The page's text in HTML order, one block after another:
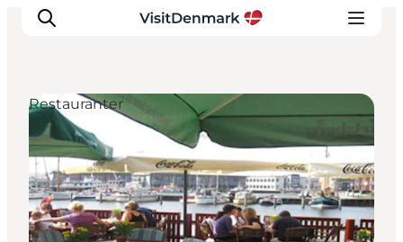
Inspiration
Destinationer
Oplevelser
Overnatning
Restauranter